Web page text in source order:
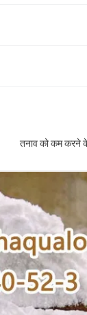
तनाव को कम करने के